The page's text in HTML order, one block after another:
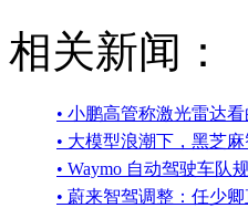
相关新闻：
• 小鹏高管称激光雷达
• 大模型浪潮下，黑芝
• Waymo 自动驾驶车队
• 蔚来智驾调整：任少